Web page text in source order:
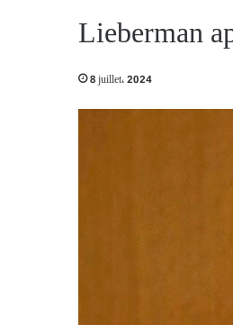
Lieberman
8 juillet، 2024